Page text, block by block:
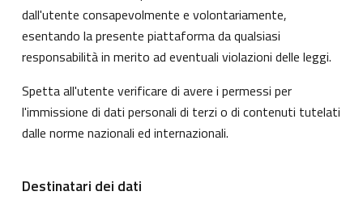
dall'utente consapevolmente e volontariamente,
esentando la presente piattaforma da qualsiasi
responsabilità in merito ad eventuali violazioni delle leggi.
Spetta all'utente verificare di avere i permessi per
l'immissione di dati personali di terzi o di contenuti tutelati
dalle norme nazionali ed internazionali.
Destinatari dei dati